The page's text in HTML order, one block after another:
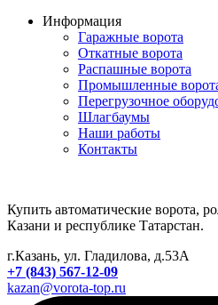
Информация
Гаражные ворота
Откатные ворота
Распашные ворота
Промышленные
Перегрузочное
Шлагбаумы
Наши работы
Контакты
Купить автоматические ворота,
Казани и республике Татарстан.
г.Казань, ул. Гладилова, д.53А
+7 (843) 567-12-09
kazan@vorota-top.ru